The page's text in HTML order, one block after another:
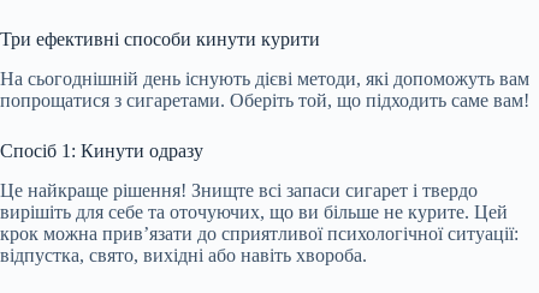
Три ефективні способи кинути курити
На сьогоднішній день існують дієві методи, які допоможуть вам
попрощатися з сигаретами. Оберіть той, що підходить саме вам!
Спосіб 1: Кинути одразу
Це найкраще рішення! Знищте всі запаси сигарет і твердо
вирішіть для себе та оточуючих, що ви більше не курите. Цей
крок можна прив’язати до сприятливої психологічної ситуації:
відпустка, свято, вихідні або навіть хвороба.